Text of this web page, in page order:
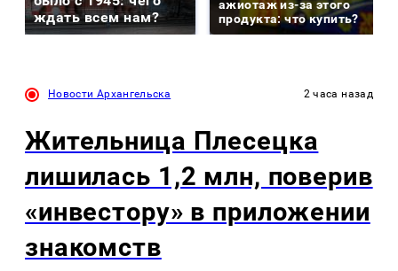
ждать всем нам?
ажиотаж из-за этого
продукта: что купить?
Новости Архангельска 2 часа назад
Жительница Плесецка
лишилась 1,2 млн, поверив
«инвестору» в приложении
знакомств